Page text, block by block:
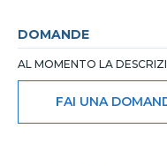
DOMANDE
AL MOMENTO LA
FAI UNA